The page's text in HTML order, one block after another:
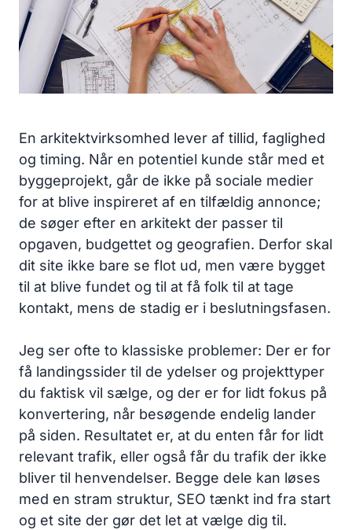
En arkitektvirksomhed lever af tillid, faglighed
og timing. Når en potentiel kunde står med et
byggeprojekt, går de ikke på sociale medier
for at blive inspireret af en tilfældig annonce;
de søger efter en arkitekt der passer til
opgaven, budgettet og geografien. Derfor skal
dit site ikke bare se flot ud, men være bygget
til at blive fundet og til at få folk til at tage
kontakt, mens de stadig er i beslutningsfasen.
Jeg ser ofte to klassiske problemer: Der er for
få landingssider til de ydelser og projekttyper
du faktisk vil sælge, og der er for lidt fokus på
konvertering, når besøgende endelig lander
på siden. Resultatet er, at du enten får for lidt
relevant trafik, eller også får du trafik der ikke
bliver til henvendelser. Begge dele kan løses
med en stram struktur, SEO tænkt ind fra start
og et site der gør det let at vælge dig til.